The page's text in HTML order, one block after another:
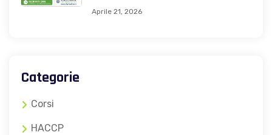
Aprile 21, 2026
Categorie
Corsi
HACCP